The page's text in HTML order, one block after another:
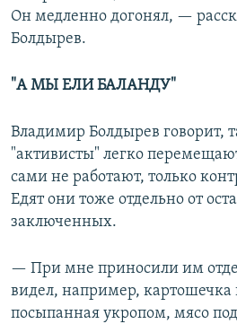
Он медленно догонял, —
Болдырев.
"А МЫ ЕЛИ БАЛАНДУ"
Владимир Болдырев говорит,
"активисты" легко
сами не работают, только
Едят они тоже отдельно от
заключенных.
— При мне приносили им
видел, например, картошечка
посыпанная укропом, мясо